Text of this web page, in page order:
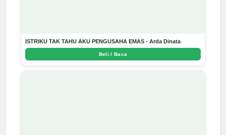
ISTRIKU TAK TAHU AKU PENGUSAHA EMAS - Arda Dinata
Beli / Baca